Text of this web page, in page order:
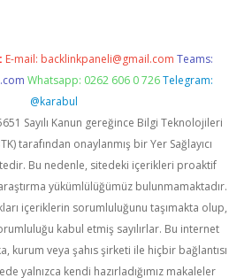
E-mail: backlinkpaneli@gmail.com Teams:
Whatsapp: 0262 606 0 726 Telegram:
@karabul
Sayılı Kanun gereğince Bilgi Teknolojileri
tarafından onaylanmış bir Yer Sağlayıcı
Bu nedenle, sitedeki içerikleri proaktif
yükümlülüğümüz bulunmamaktadır.
içeriklerin sorumluluğunu taşımakta olup,
kabul etmiş sayılırlar. Bu internet
kurum veya şahıs şirketi ile hiçbir bağlantısı
yalnızca kendi hazırladığımız makaleler